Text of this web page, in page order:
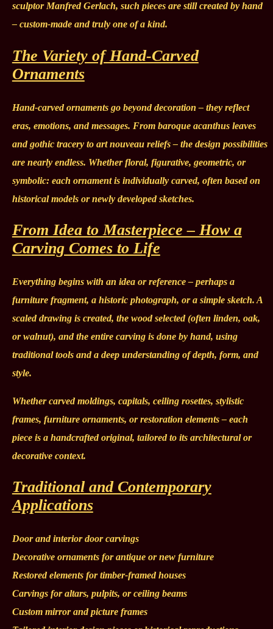
sculptor Manfred Gerlach, such pieces are still created by hand
– custom-made and truly one of a kind.
The Variety of Hand-Carved
Ornaments
Hand-carved ornaments go beyond decoration – they reflect
eras, emotions, and messages. From baroque acanthus leaves
and gothic tracery to art nouveau reliefs – the design possibilities
are nearly endless. Whether floral, figurative, geometric, or
symbolic: each ornament is individually carved, often based on
historical models or newly developed sketches.
From Idea to Masterpiece – How a
Carving Comes to Life
Everything begins with an idea or reference – perhaps a
furniture fragment, a historic photograph, or a simple sketch. A
scaled drawing is created, the wood selected (often linden, oak,
or walnut), and the entire carving is done by hand, using
traditional tools and a deep understanding of depth, form, and
style.
Whether carved moldings, capitals, ceiling rosettes, stylistic
frames, furniture ornaments, or restoration elements – each
piece is a handcrafted original, tailored to its architectural or
decorative context.
Traditional and Contemporary
Applications
Door and interior door carvings
Decorative ornaments for antique or new furniture
Restored elements for timber-framed houses
Carvings for altars, pulpits, or ceiling beams
Custom mirror and picture frames